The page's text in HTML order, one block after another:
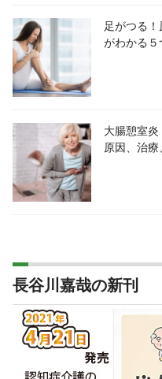
足がつる
がわかる５
大腸憩室
原因、治
長谷川嘉哉の新刊